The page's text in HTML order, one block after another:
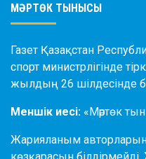
МӘРТӨК ТЫНЫСЫ
Газет Қазақстан
спорт министрлігінде
жылдың 26 шілдесінде
Меншік иесі: «Мәртөк
Жарияланым